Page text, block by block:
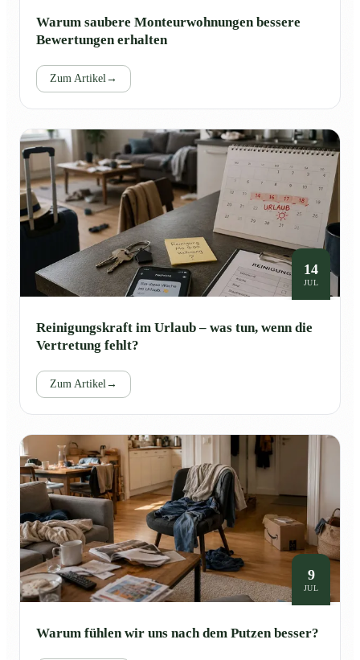
Warum saubere Monteurwohnungen bessere
Bewertungen erhalten
Zum Artikel→
14
JUL
Reinigungskraft im Urlaub – was tun, wenn die
Vertretung fehlt?
Zum Artikel→
9
JUL
Warum fühlen wir uns nach dem Putzen besser?